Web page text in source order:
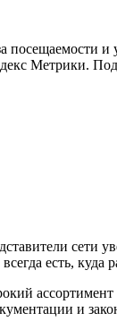
Метрики.
сети
есть, куда
и